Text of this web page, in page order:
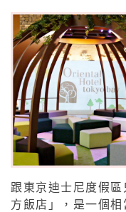
跟東京迪士尼度假
方飯店」，是一個